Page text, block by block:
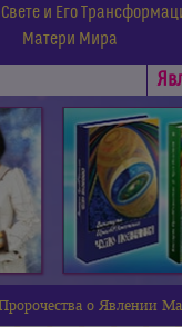
и Его
Матери Мира
о Явлении